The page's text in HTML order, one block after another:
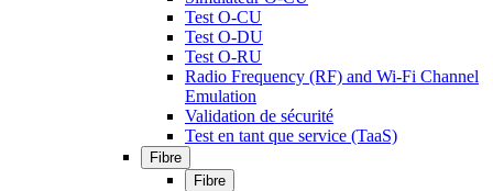
Test O-CU
Test O-DU
Test O-RU
Radio Frequency (RF) and Wi-Fi Channel
Emulation
Validation de sécurité
Test en tant que service (TaaS)
Fibre
Fibre